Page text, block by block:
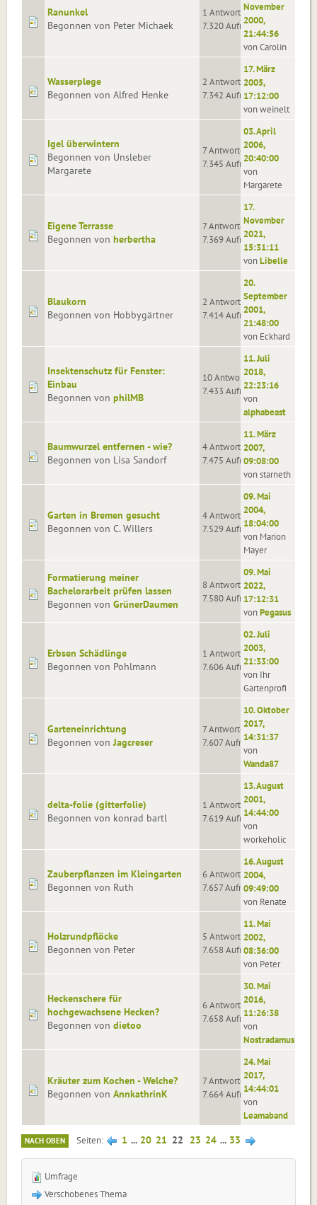
Ranunkel
Begonnen von Peter Michaek
1 Antworten
7.320 Aufrufe
November
2000,
21:44:56
von Carolin
Wasserplege
Begonnen von Alfred Henke
2 Antworten
7.342 Aufrufe
17. März
2005,
17:12:00
von weinelt
Igel überwintern
Begonnen von Unsleber
Margarete
7 Antworten
7.345 Aufrufe
03. April
2006,
20:40:00
von
Margarete
Eigene Terrasse
Begonnen von herbertha
7 Antworten
7.369 Aufrufe
17.
November
2021,
15:31:11
vonLibelle
Blaukorn
Begonnen von Hobbygärtner
2 Antworten
7.414 Aufrufe
20.
September
2001,
21:48:00
von Eckhard
Insektenschutz für Fenster:
Einbau
Begonnen von philMB
10 Antworten
7.433 Aufrufe
11. Juli
2018,
22:23:16
von
alphabeast
Baumwurzel entfernen - wie?
Begonnen von Lisa Sandorf
4 Antworten
7.475 Aufrufe
11. März
2007,
09:08:00
von starneth
Garten in Bremen gesucht
Begonnen von C. Willers
4 Antworten
7.529 Aufrufe
09. Mai
2004,
18:04:00
von Marion
Mayer
Formatierung meiner
Bachelorarbeit prüfen lassen
Begonnen von GrünerDaumen
8 Antworten
7.580 Aufrufe
09. Mai
2022,
17:12:31
vonPegasus
Erbsen Schädlinge
Begonnen von Pohlmann
1 Antworten
7.606 Aufrufe
02. Juli
2003,
21:33:00
von Ihr
Gartenprofi
Garteneinrichtung
Begonnen vonJagcreser
7 Antworten
7.607 Aufrufe
10. Oktober
2017,
14:31:37
von
Wanda87
delta-folie (gitterfolie)
Begonnen von konrad bartl
1 Antworten
7.619 Aufrufe
13. August
2001,
14:44:00
von
workeholic
Zauberpflanzen im Kleingarten
Begonnen von Ruth
6 Antworten
7.657 Aufrufe
16. August
2004,
09:49:00
von Renate
Holzrundpflöcke
Begonnen von Peter
5 Antworten
7.658 Aufrufe
11. Mai
2002,
08:36:00
von Peter
Heckenschere für
hochgewachsene Hecken?
Begonnen von dietoo
6 Antworten
7.658 Aufrufe
30. Mai
2016,
11:26:38
von
Nostradamus
Kräuter zum Kochen - Welche?
Begonnen von AnnkathrinK
7 Antworten
7.664 Aufrufe
24. Mai
2017,
14:44:01
von
Leamaband
NACH OBEN Seiten 1 ... 20 21 22 23 24 ... 33
Umfrage
Verschobenes Thema